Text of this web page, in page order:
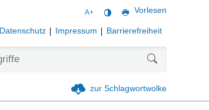
A+ Vorlesen
Datenschutz Impressum Barrierefreiheit
zur Schlagwortwolke